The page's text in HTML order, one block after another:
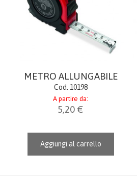
METRO ALLUNGABILE
Cod. 10198
A partire da:
5,20 €
Aggiungi al carrello